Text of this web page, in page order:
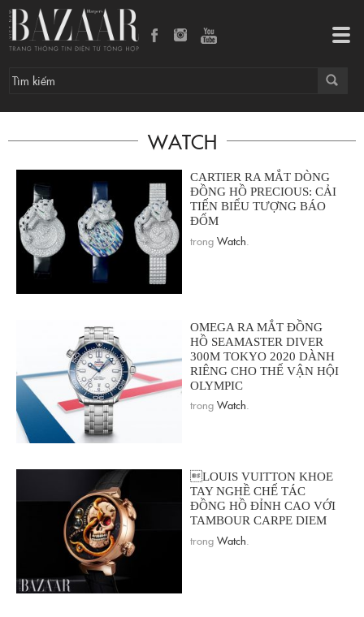
WATCH
CARTIER RA MẮT DÒNG
ĐỒNG HỒ PRECIOUS: CẢI
TIẾN BIỂU TƯỢNG BÁO
ĐỐM
trong Watch
OMEGA RA MẮT ĐỒNG
HỒ SEAMASTER DIVER
300M TOKYO 2020 DÀNH
RIÊNG CHO THẾ VẬN HỘI
OLYMPIC
trong Watch
LOUIS VUITTON KHOE
TAY NGHỀ CHẾ TÁC
ĐỒNG HỒ ĐỈNH CAO VỚI
TAMBOUR CARPE DIEM
trong Watch